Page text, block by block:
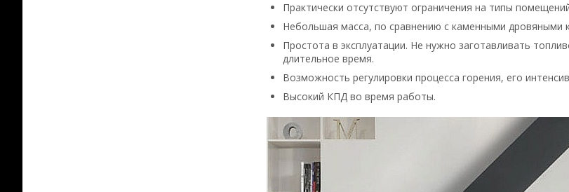
Практически отсутствуют ограничения на типы
Небольшая масса, по сравнению с каменными дровяными
Простота в эксплуатации. Не нужно заготавливать
длительное время.
Возможность регулировки процесса горения, его
Высокий КПД во время работы.